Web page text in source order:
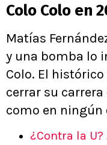
Colo Colo en
Matías
y una bomba lo
Colo. El
cerrar su
como en ningún
¿Contra la